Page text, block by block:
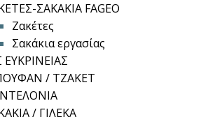
ΣΑΚΑΚΙΑ FAGEO
Ζακέτες
Σακάκια εργασίας
/ ΤΖΑΚΕΤ
/ ΓΙΛΕΚΑ